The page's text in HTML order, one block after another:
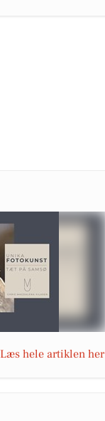
Læs hele artiklen her